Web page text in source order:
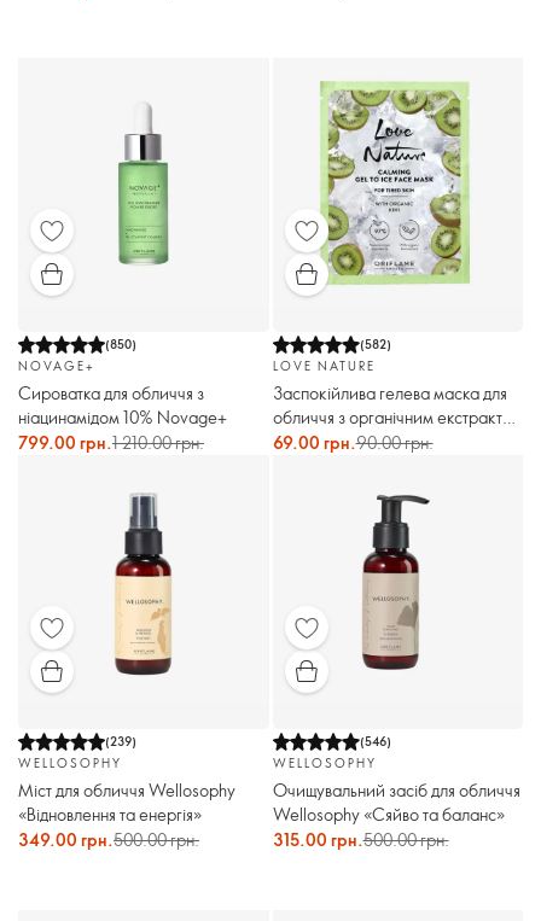
(850)
NOVAGE+
Сироватка для обличчя з
ніацинамідом 10% Novage+
799.00 грн.1 210.00 грн.
(582)
LOVE NATURE
Заспокійлива гелева маска для
обличчя з органічним екстрактом
ківі Love Nature
69.00 грн.90.00 грн.
(239)
WELLOSOPHY
Міст для обличчя Wellosophy
«Відновлення та енергія»
349.00 грн.500.00 грн.
(546)
WELLOSOPHY
Очищувальний засіб для обличчя
Wellosophy «Сяйво та баланс»
315.00 грн.500.00 грн.